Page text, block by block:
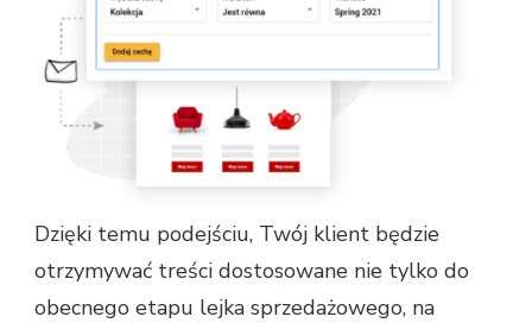
Dzięki temu podejściu, Twój klient będzie
otrzymywać treści dostosowane nie tylko do
obecnego etapu lejka sprzedażowego, na